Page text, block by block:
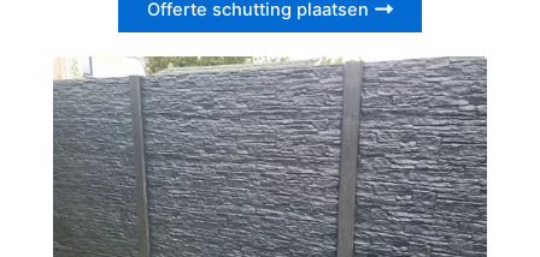
Offerte schutting plaatsen